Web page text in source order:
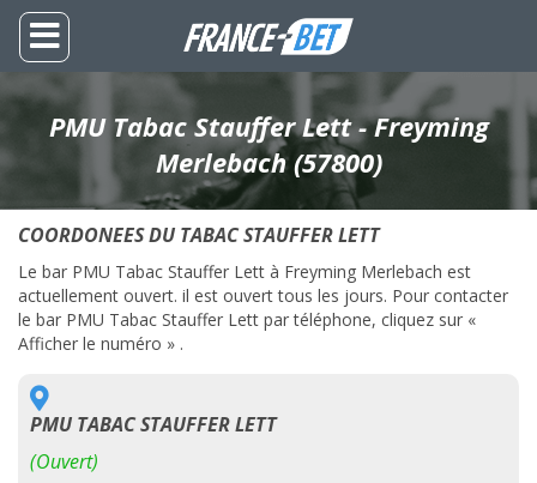
PMU Tabac Stauffer Lett - Freyming
Merlebach (57800)
COORDONEES DU TABAC STAUFFER LETT
Le bar PMU Tabac Stauffer Lett à Freyming Merlebach est
actuellement ouvert. il est ouvert tous les jours. Pour contacter
le bar PMU Tabac Stauffer Lett par téléphone, cliquez sur «
Afficher le numéro » .
PMU TABAC STAUFFER LETT
(Ouvert)